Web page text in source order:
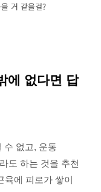
거 같을걸?
에 없다면 답
수 없고, 운동
도 하는 것을 추천
육에 피로가 쌓이